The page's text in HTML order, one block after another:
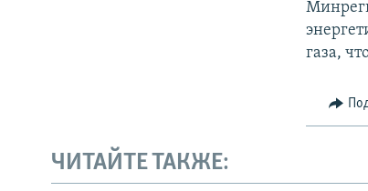
газа,
ЧИТАЙТЕ ТАКЖЕ: